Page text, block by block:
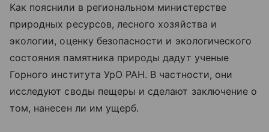
Как пояснили в региональном министерстве
природных ресурсов, лесного хозяйства и
экологии, оценку безопасности и экологического
состояния памятника природы дадут ученые
Горного института УрО РАН. В частности, они
исследуют своды пещеры и сделают заключение о
том, нанесен ли им ущерб.